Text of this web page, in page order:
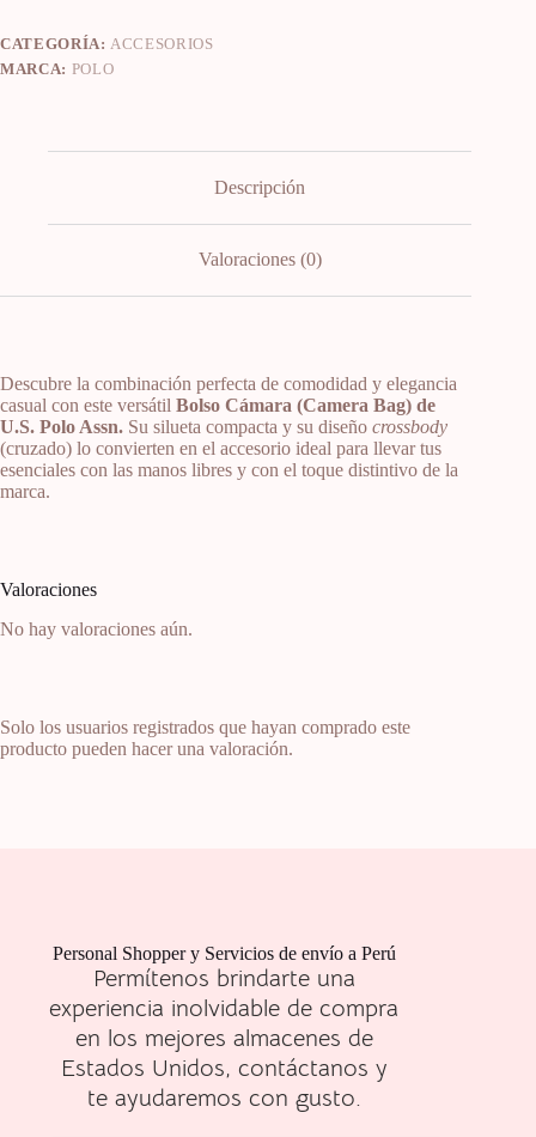
CATEGORÍA:ACCESORIOS
MARCA: POLO
Descripción
Valoraciones (0)
Descubre la combinación perfecta de comodidad y elegancia
casual con este versátil Bolso Cámara (Camera Bag) de
U.S. Polo Assn. Su silueta compacta y su diseño crossbody
(cruzado) lo convierten en el accesorio ideal para llevar tus
esenciales con las manos libres y con el toque distintivo de la
marca.
Valoraciones
No hay valoraciones aún.
Solo los usuarios registrados que hayan comprado este
producto pueden hacer una valoración.
Personal Shopper y Servicios de envío a Perú
Permítenos brindarte una
experiencia inolvidable de compra
en los mejores almacenes de
Estados Unidos, contáctanos y
te ayudaremos con gusto.